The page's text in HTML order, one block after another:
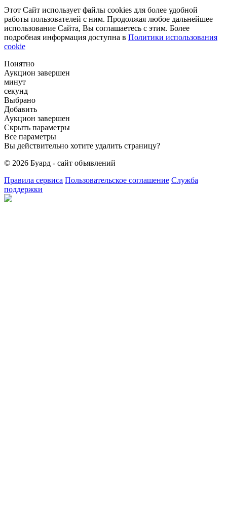
Этот Сайт использует файлы cookies для более удобной
работы пользователей с ним. Продолжая любое дальнейшее
использование Сайта, Вы соглашаетесь с этим. Более
подробная информация доступна в Политики использования
cookie
Понятно
Аукцион завершен
минут
секунд
Выбрано
Добавить
Аукцион завершен
Скрыть параметры
Все параметры
Вы действительно хотите удалить страницу?
© 2026 Буард - сайт объявлений
Правила сервиса Пользовательское соглашение Служба
поддержки